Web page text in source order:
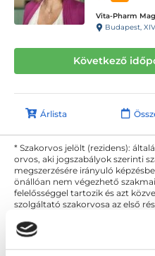
Vita-Pharm
Budapest,
Következő
Árlista
* Szakorvos jelölt (rezidens):
orvos, aki jogszabályok szerinti
megszerzésére irányuló
önállóan nem végezhető
felelősséggel tartozik és azt
szolgáltató szakorvosa az első
felelősségét kizárja esetleges
és szakorvosjelölt esetén.